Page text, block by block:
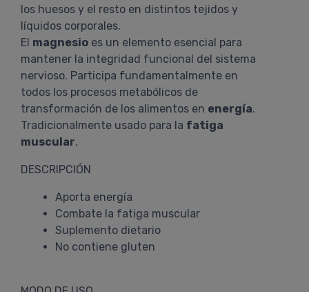
los huesos y el resto en distintos tejidos y
líquidos corporales.
El magnesio es un elemento esencial para
mantener la integridad funcional del sistema
nervioso. Participa fundamentalmente en
todos los procesos metabólicos de
transformación de los alimentos en energía.
Tradicionalmente usado para la fatiga
muscular.
DESCRIPCIÓN
Aporta energía
Combate la fatiga muscular
Suplemento dietario
No contiene gluten